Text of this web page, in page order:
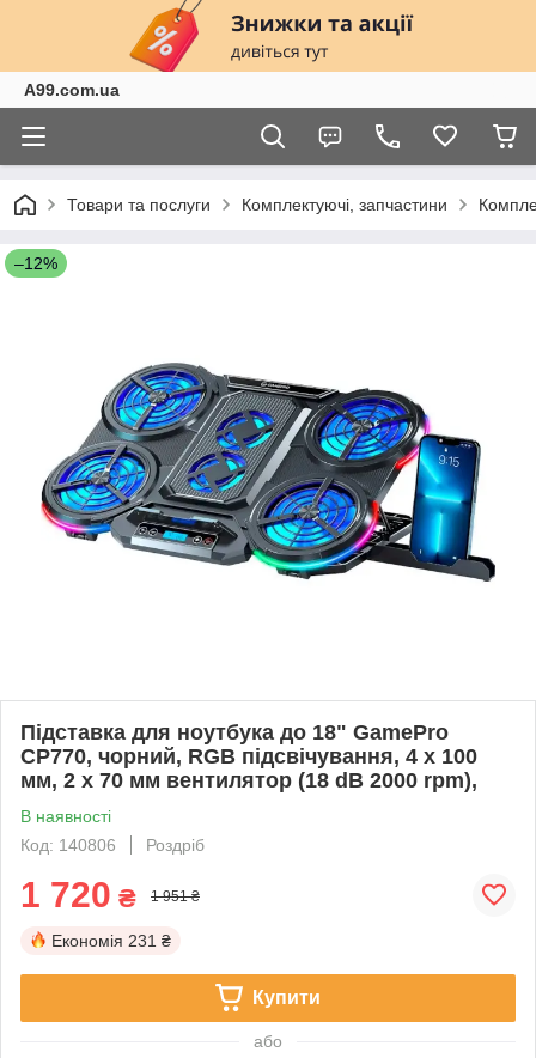
A99.com.ua
Товари та послуги Комплектуючі, запчастини
–12%
Підставка для ноутбука до 18" GamePro
CP770, чорний, RGB підсвічування, 4 х 100
мм, 2 х 70 мм вентилятор (18 dB 2000 rpm),
В наявності
Код: 140806
Роздріб
1 720 ₴ 1 951 ₴
Економія 231 ₴
Купити
або